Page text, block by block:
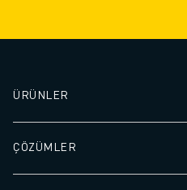
ÜRÜNLER
ÇÖZÜMLER